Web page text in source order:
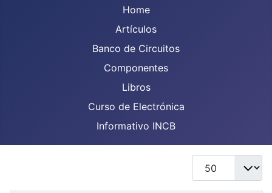
Home
Artículos
Banco de Circuitos
Componentes
Libros
Curso de Electrónica
Informativo INCB
Display #